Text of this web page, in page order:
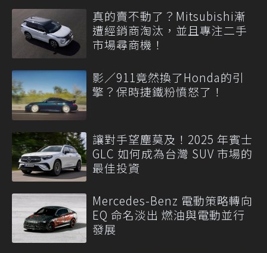
真的賣不動了？Mitsubishi漸
遭經銷商淘汰，並且專注二手
市場尋商機！
影／911竟然換了Honda的引
擎？保時捷鐵粉憤怒了！
讓對手望塵莫及！2025 年賓士
GLC 如何成為台灣 SUV 市場的
最佳投資
Mercedes-Benz 電動策略轉向
EQ 命名淡出 燃油與電動並行
發展